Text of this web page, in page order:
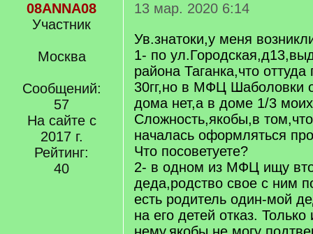
08ANNA08
Участник
Москва
Сообщений:
57
На сайте с
2017 г.
Рейтинг:
40
13 мар. 2020 6:14
Ув.знатоки,у меня
1- по
района Таганка,что
30гг,но в МФЦ Шаболовки
дома нет,а в доме 1/3
Сложность,якобы,в
началась оформляться
Что посоветуете?
2- в одном из МФЦ ищу
деда,родство свое с ним
есть родитель один-мой
на его детей отказ.